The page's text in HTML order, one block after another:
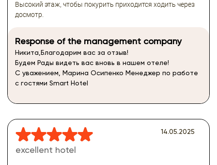
Высокий этаж, чтобы покурить приходится ходить через
досмотр.
Response of the management company
Никита,Благодарим вас за отзыв!
Будем Рады видеть вас вновь в нашем отеле!
С уважением, Марина Осипенко Менеджер по работе
с гостями Smart Hotel
excellent hotel
14.05.2025